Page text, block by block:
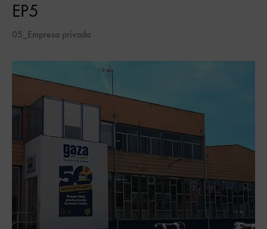
EP5
05_Empresa privada